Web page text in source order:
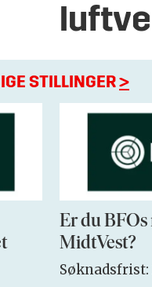
STILLINGER>
Er du BFOs
MidtVest?
Søknadsfrist: